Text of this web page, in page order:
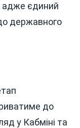
адже єдиний
державного
до
у Кабміні та